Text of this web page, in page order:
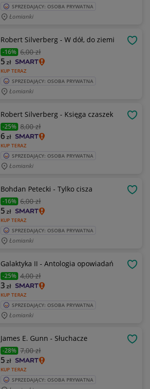
SPRZEDAJĄCY: OSOBA PRYWATNA
Łomianki
Robert Silverberg - W dół, do ziemi
-16% 6,00 zł
KUP TERAZ
5zł
SPRZEDAJĄCY: OSOBA PRYWATNA
Łomianki
Robert Silverberg - Księga czaszek
-25% 8,00 zł
KUP TERAZ
6zł
SPRZEDAJĄCY: OSOBA PRYWATNA
Łomianki
Bohdan Petecki - Tylko cisza
-16% 6,00 zł
KUP TERAZ
5zł
SPRZEDAJĄCY: OSOBA PRYWATNA
Łomianki
Galaktyka II - Antologia opowiadań
-25% 4,00 zł
KUP TERAZ
3zł
SPRZEDAJĄCY: OSOBA PRYWATNA
Łomianki
James E. Gunn - Słuchacze
-28% 7,00 zł
KUP TERAZ
5zł
SPRZEDAJĄCY: OSOBA PRYWATNA